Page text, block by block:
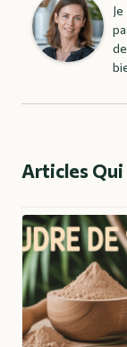
Articles